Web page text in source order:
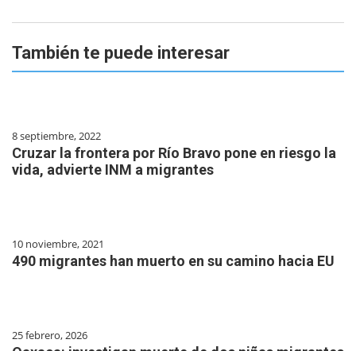
También te puede interesar
8 septiembre, 2022
Cruzar la frontera por Río Bravo pone en riesgo la
vida, advierte INM a migrantes
10 noviembre, 2021
490 migrantes han muerto en su camino hacia EU
25 febrero, 2026